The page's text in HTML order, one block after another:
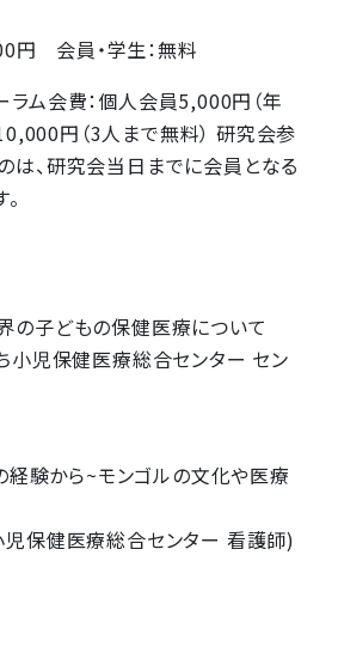
円 会員・学生：無料
ム会費：個人会員5,000円（年
円（3人まで無料） 研究会参
は、研究会当日までに会員となる
の子どもの保健医療について
小児保健医療総合センター セン
験から~モンゴルの文化や医療
保健医療総合センター 看護師)